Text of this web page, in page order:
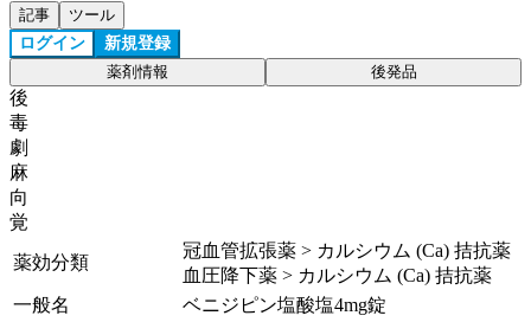
記事 ツール
ログイン 新規登録
薬剤情報 後発品
後
毒
劇
麻
向
覚
薬効分類
冠血管拡張薬 > カルシウム (Ca) 拮抗薬
血圧降下薬 > カルシウム (Ca) 拮抗薬
一般名
ベニジピン塩酸塩4mg錠